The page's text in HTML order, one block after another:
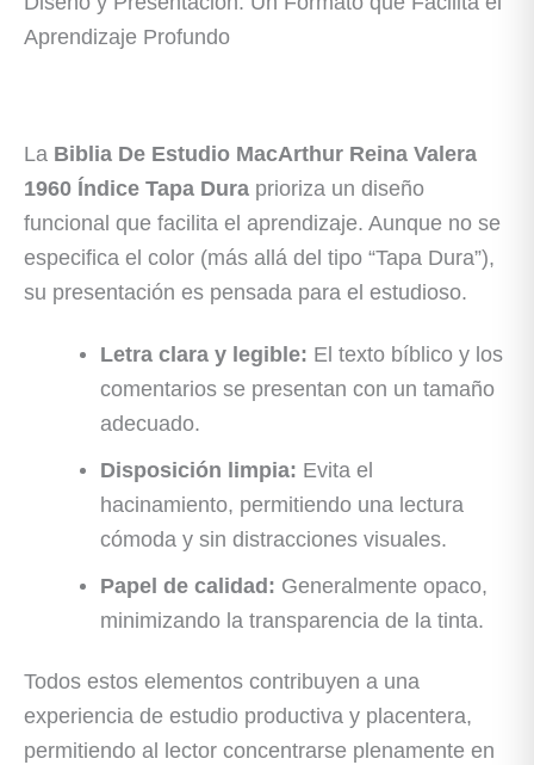
Aprendizaje Profundo
La Biblia De Estudio MacArthur Reina Valera
1960 Índice Tapa Dura prioriza un diseño
funcional que facilita el aprendizaje. Aunque no se
especifica el color (más allá del tipo “Tapa Dura”),
su presentación es pensada para el estudioso.
Letra clara y legible: El texto bíblico y los
comentarios se presentan con un tamaño
adecuado.
Disposición limpia: Evita el
hacinamiento, permitiendo una lectura
cómoda y sin distracciones visuales.
Papel de calidad: Generalmente opaco,
minimizando la transparencia de la tinta.
Todos estos elementos contribuyen a una
experiencia de estudio productiva y placentera,
permitiendo al lector concentrarse plenamente en